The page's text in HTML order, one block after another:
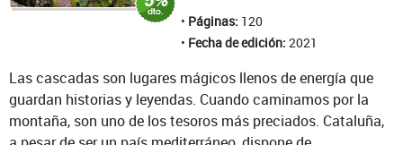
Páginas: 120
Fecha de edición: 2021
Las cascadas son lugares mágicos llenos de energía que
guardan historias y leyendas. Cuando caminamos por la
montaña, son uno de los tesoros más preciados. Cataluña,